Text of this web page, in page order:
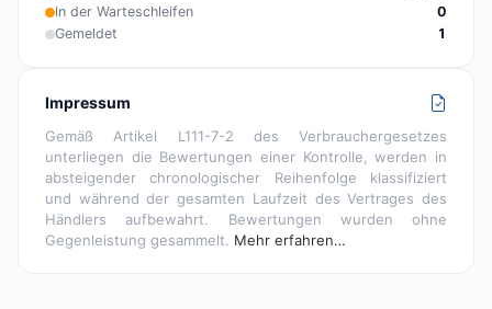
In der Warteschleifen
0
Gemeldet
1
Impressum
Gemäß Artikel L111-7-2 des Verbrauchergesetzes
unterliegen die Bewertungen einer Kontrolle, werden in
absteigender chronologischer Reihenfolge klassifiziert
und während der gesamten Laufzeit des Vertrages des
Händlers aufbewahrt. Bewertungen wurden ohne
Gegenleistung gesammelt. Mehr erfahren…